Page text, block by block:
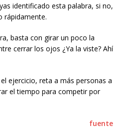
identificado esta palabra, si no,
rápidamente.
basta con girar un poco la
cerrar los ojos ¿Ya la viste? Ahí
ejercicio, reta a más personas a
el tiempo para competir por
fuente